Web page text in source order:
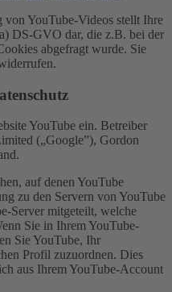
YouTube-Videos stellt Ihre
DS-GVO dar, die z.B. bei der
abgefragt wurde. Sie
YouTube ein. Betreiber
(„Google”), Gordon
auf denen YouTube
zu den Servern von YouTube
Server mitgeteilt, welche
Sie in Ihrem YouTube-
Sie YouTube, Ihr
Profil zuzuordnen. Dies
aus Ihrem YouTube-Account